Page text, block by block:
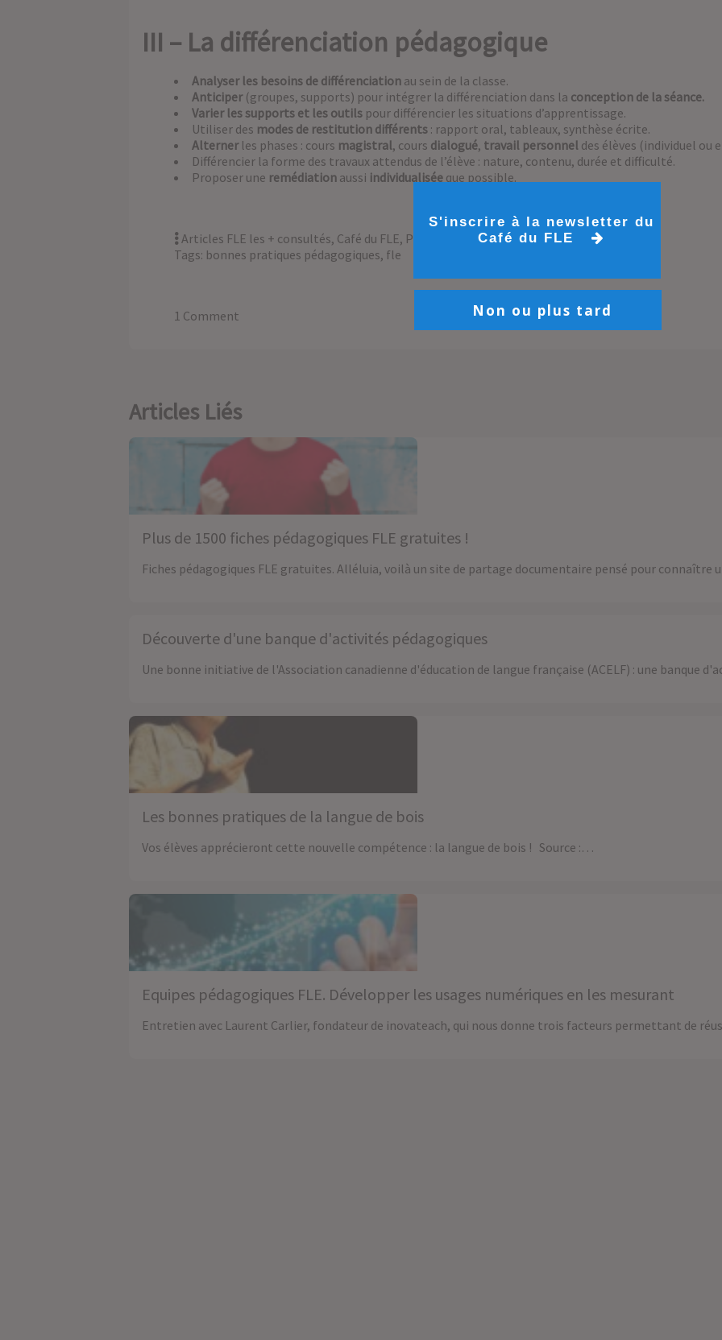
III – La différenciation pédagogique
Analyser les besoins de différenciation au sein de la classe.
Anticiper(groupes, supports) pour intégrer la différenciation dans la conception de la séance.
Varier les supports et les outils pour différencier les situations d’apprentissage.
Utiliser des modes de restitution différents : rapport oral, tableaux, synthèse écrite.
Alternerles phases : cours magistral, cours dialogué, travail personnel des élèves (individuel ou
Différencier la forme des travaux attendus de l’élève : nature, contenu, durée et difficulté.
Proposer une remédiation aussi individualisée que possible.
Articles FLE les + consultés, Café du FLE, Pédagogie FLE
Tags: bonnes pratiques pédagogiques, fle
1 Comment
Articles Liés
Plus de 1500 fiches pédagogiques FLE gratuites !
Fiches pédagogiques FLE gratuites. Alléluia, voilà un site de partage documentaire pensé pour connaître
Découverte d'une banque d'activités pédagogiques
Une bonne initiative de l'Association canadienne d'éducation de langue française (ACELF) : une banque
Les bonnes pratiques de la langue de bois
Vos élèves apprécieront cette nouvelle compétence : la langue de bois ! Source :…
Equipes pédagogiques FLE. Développer les usages numériques en les mesurant
Entretien avec Laurent Carlier, fondateur de inovateach, qui nous donne trois facteurs permettant de
S'inscrire à la newsletter du
Café du FLE
Non ou plus tard